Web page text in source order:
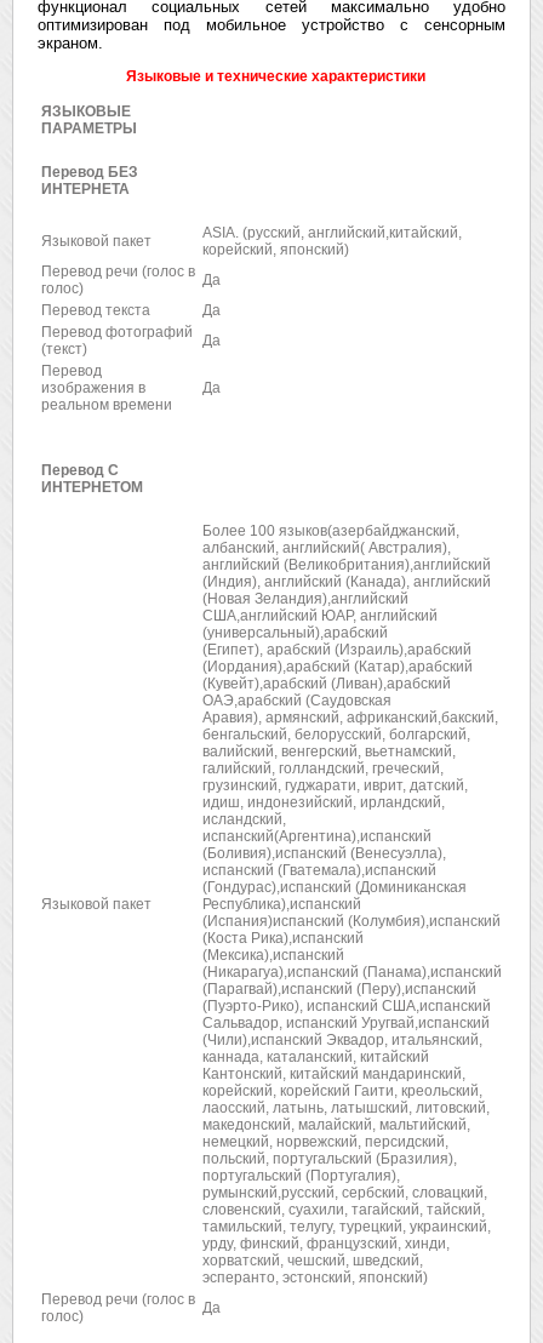
функционал социальных сетей максимально удобно
оптимизирован под мобильное устройство с сенсорным
экраном.
Языковые и технические характеристики
ЯЗЫКОВЫЕ
ПАРАМЕТРЫ
Перевод БЕЗ
ИНТЕРНЕТА
Языковой пакет
ASIA. (русский, английский,китайский,
корейский, японский)
Перевод речи (голос в
голос)
Да
Перевод текста
Да
Перевод фотографий
(текст)
Да
Перевод
изображения в
реальном времени
Да
Перевод С
ИНТЕРНЕТОМ
Языковой пакет
Более 100 языков(азербайджанский,
албанский, английский( Австралия),
английский (Великобритания),английский
(Индия), английский (Канада), английский
(Новая Зеландия),английский
США,английский ЮАР, английский
(универсальный),арабский
(Египет), арабский (Израиль),арабский
(Иордания),арабский (Катар),арабский
(Кувейт),арабский (Ливан),арабский
ОАЭ,арабский (Саудовская
Аравия), армянский, африканский,бакский,
бенгальский, белорусский, болгарский,
валийский, венгерский, вьетнамский,
галийский, голландский, греческий,
грузинский, гуджарати, иврит, датский,
идиш, индонезийский, ирландский,
исландский,
испанский(Аргентина),испанский
(Боливия),испанский (Венесуэлла),
испанский (Гватемала),испанский
(Гондурас),испанский (Доминиканская
Республика),испанский
(Испания)испанский (Колумбия),испанский
(Коста Рика),испанский
(Мексика),испанский
(Никарагуа),испанский (Панама),испанский
(Парагвай),испанский (Перу),испанский
(Пуэрто-Рико), испанский США,испанский
Сальвадор, испанский Уругвай,испанский
(Чили),испанский Эквадор, итальянский,
каннада, каталанский, китайский
Кантонский, китайский мандаринский,
корейский, корейский Гаити, креольский,
лаосский, латынь, латышский, литовский,
македонский, малайский, мальтийский,
немецкий, норвежский, персидский,
польский, португальский (Бразилия),
португальский (Португалия),
румынский,русский, сербский, словацкий,
словенский, суахили, тагайский, тайский,
тамильский, телугу, турецкий, украинский,
урду, финский, французский, хинди,
хорватский, чешский, шведский,
эсперанто, эстонский, японский)
Перевод речи (голос в
голос)
Да